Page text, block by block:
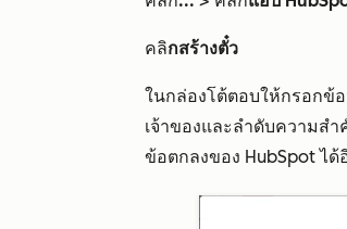
คลิกสร้างตั๋ว
ในกล่องโต้ตอบให้กรอกข้
เจ้าของและลำดับความส
ข้อตกลงของ HubSpot ได้